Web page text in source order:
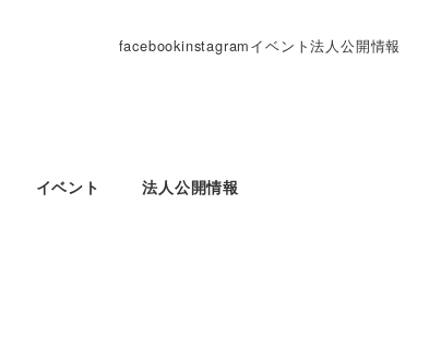
facebookinstagramイベント法人公開情報
イベント 法人公開情報